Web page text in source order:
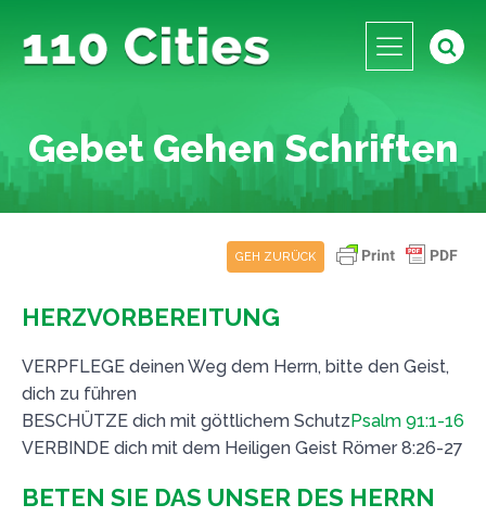
Gebet Gehen Schriften
GEH ZURÜCK
HERZVORBEREITUNG
VERPFLEGE deinen Weg dem Herrn, bitte den Geist,
dich zu führen
BESCHÜTZE dich mit göttlichem SchutzPsalm 91:1-16
VERBINDE dich mit dem Heiligen Geist Römer 8:26-27
BETEN SIE DAS UNSER DES HERRN